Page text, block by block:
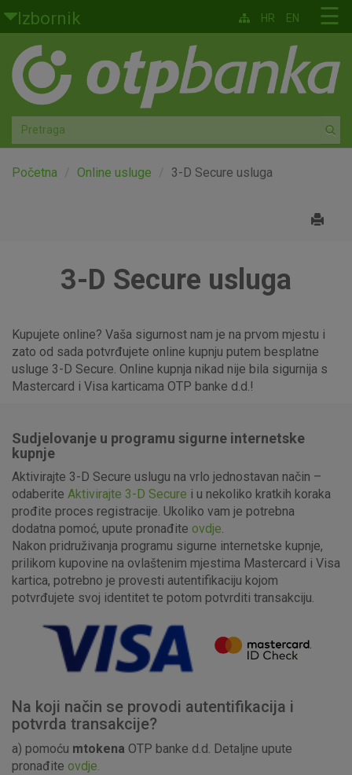
Skoči na glavni sadržaj
Izbornik
Građani
Privatno bankarstvo
Agro
Mala poduzeća i obrtnici
O nama
☰
HR EN
Početna Online usluge 3-D Secure usluga
3-D Secure usluga
Kupujete online? Vaša sigurnost nam je na prvom mjestu i
zato od sada potvrđujete online kupnju putem besplatne
usluge 3-D Secure. Online kupnja nikad nije bila sigurnija s
Mastercard i Visa karticama OTP banke d.d.!
Sudjelovanje u programu sigurne internetske
kupnje
Aktivirajte 3-D Secure uslugu na vrlo jednostavan način –
odaberite Aktivirajte 3-D Secure i u nekoliko kratkih koraka
prođite proces registracije. Ukoliko vam je potrebna
dodatna pomoć, upute pronađite ovdje
Nakon pridruživanja programu sigurne internetske kupnje,
prilikom kupovine na ovlaštenim mjestima Mastercard i Visa
kartica, potrebno je provesti autentifikaciju kojom
potvrđujete svoj identitet te potom potvrditi transakciju.
Na koji način se provodi autentifikacija i
potvrda transakcije?
a) pomoću mtokena OTP banke d.d. Detaljne upute
pronađite ovdje.